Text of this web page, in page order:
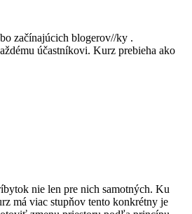
začínajúcich blogerov//ky .
účastníkovi. Kurz prebieha ako
nie len pre nich samotných. Ku
má viac stupňov tento konkrétny je